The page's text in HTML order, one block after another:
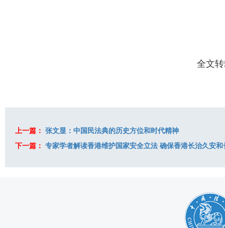
全文
上一篇： 张文显：中国民法典的历史方位和时代精神
下一篇： 专家学者解读香港维护国家安全立法 确保香港长治久安